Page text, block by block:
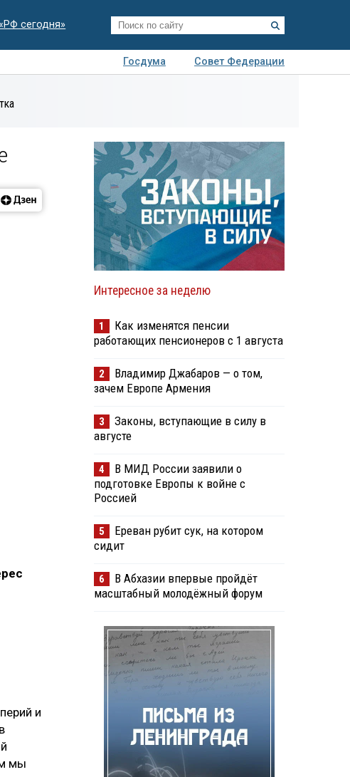
сегодня»
Госдума
Совет Федерации
и
мы
Интересное за неделю
1
Как изменятся пенсии
работающих пенсионеров с 1 августа
2
Владимир Джабаров — о том,
зачем Европе Армения
3
Законы, вступающие в силу в
августе
4
В МИД России заявили о
подготовке Европы к войне с
Россией
5
Ереван рубит сук, на котором
сидит
6
В Абхазии впервые пройдёт
масштабный молодёжный форум